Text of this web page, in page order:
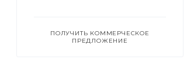
ПОЛУЧИТЬ КОММЕРЧЕСКОЕ
ПРЕДЛОЖЕНИЕ